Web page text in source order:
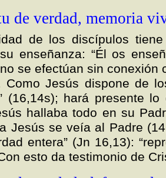
de verdad, memoria
de los discípulos
enseñanza: “Él os
se efectúan sin
Como Jesús dispone de
(16,14s); hará presente
hallaba todo en su
Jesús se veía al Padre
entera” (Jn 16,13):
esto da testimonio de